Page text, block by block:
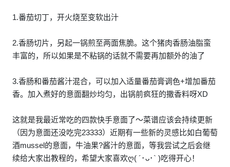
1.番茄切丁，开火烧至变软出汁
2.香肠切片，另起一锅煎至两面焦脆。这个猪肉香肠油脂蛮
丰富的，所以如果是不粘锅的话就不需要再加额外的油了
3.香肠和番茄酱汁混合，可以加入适量番茄膏调色+增加番茄
香。加入煮好的意面翻炒均匀，出锅前疯狂的撒香料呀XD
这就是我最近常吃的四款快手意面了～菜谱应该会持续更新
（因为意面还没吃完23333）近期有一些新的灵感比如白葡萄
酒mussel的意面，牛油果?酱汁的意面，等我尝试之后会继
续给大家出教程的，希望大家喜欢ღ( ´･ᴗ･` )吃得开心！